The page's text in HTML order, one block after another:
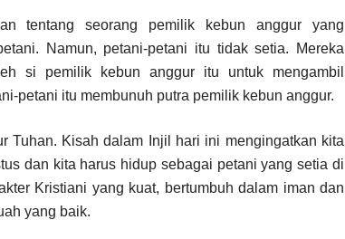
tentang seorang pemilik kebun anggur yang
Namun, petani-petani itu tidak setia. Mereka
si pemilik kebun anggur itu untuk mengambil
petani itu membunuh putra pemilik kebun anggur.
Tuhan. Kisah dalam Injil hari ini mengingatkan kita
dan kita harus hidup sebagai petani yang setia di
Kristiani yang kuat, bertumbuh dalam iman dan
yang baik.